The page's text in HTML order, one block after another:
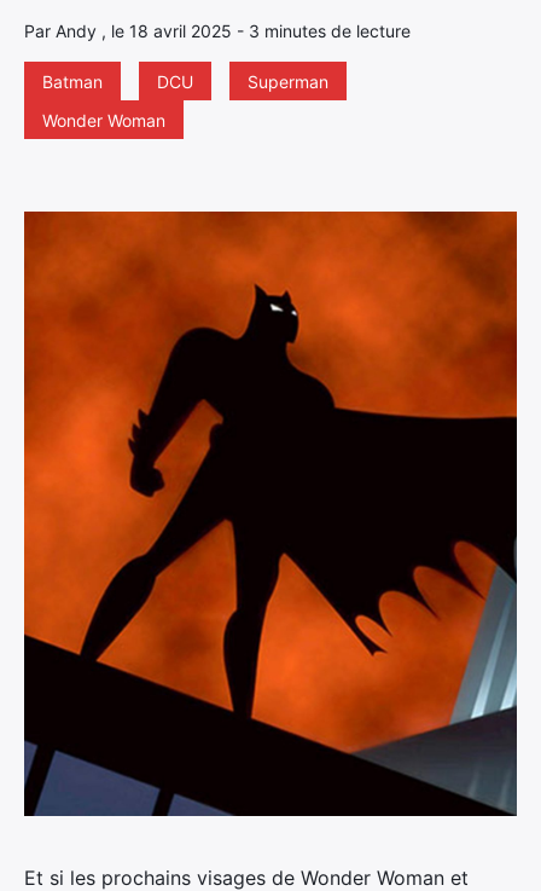
Par Andy , le 18 avril 2025 - 3 minutes de lecture
Batman DCU
Superman
Wonder Woman
Et si les prochains visages de Wonder Woman et